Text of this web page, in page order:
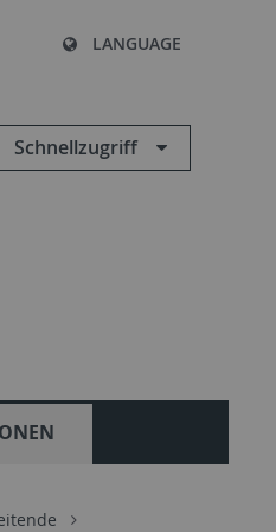
LANGUAGE
Schnellzugriff